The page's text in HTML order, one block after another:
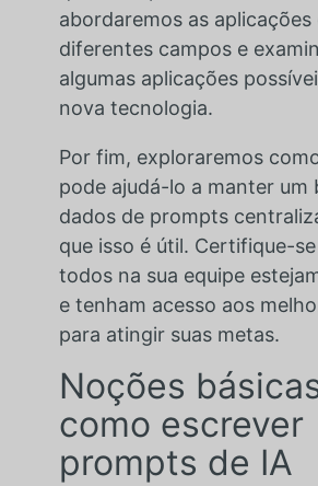
abordaremos as aplicações
diferentes campos e
algumas aplicações
nova tecnologia.
Por fim, exploraremos
pode ajudá-lo a manter um
dados de prompts
que isso é útil. Certifique-
todos na sua equipe
e tenham acesso aos
para atingir suas metas.
Noções
como escrever
prompts de IA